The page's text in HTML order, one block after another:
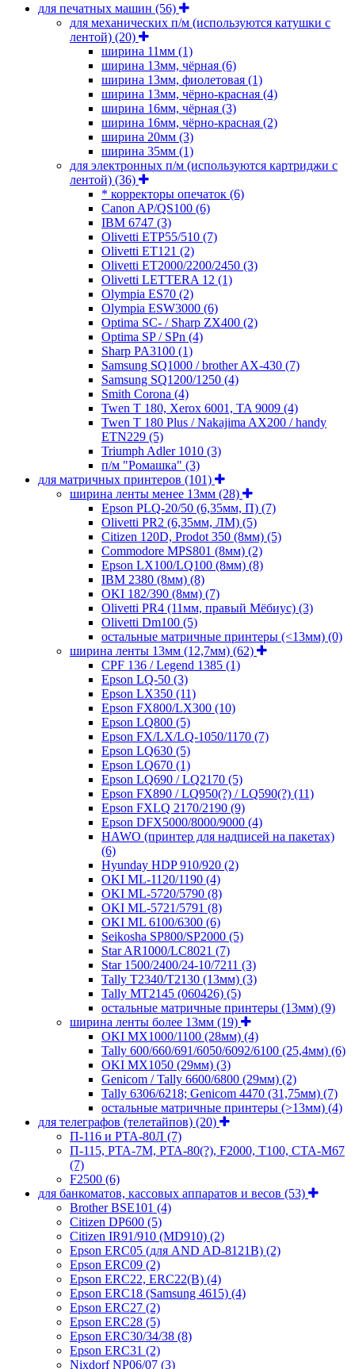
для печатных машин (56)
для механических п/м (используются катушки с
лентой) (20)
ширина 11мм (1)
ширина 13мм, чёрная (6)
ширина 13мм, фиолетовая (1)
ширина 13мм, чёрно-красная (4)
ширина 16мм, чёрная (3)
ширина 16мм, чёрно-красная (2)
ширина 20мм (3)
ширина 35мм (1)
для электронных п/м (используются картриджи с
лентой) (36)
* корректоры опечаток (6)
Canon AP/QS100 (6)
IBM 6747 (3)
Olivetti ETP55/510 (7)
Olivetti ET121 (2)
Olivetti ET2000/2200/2450 (3)
Olivetti LETTERA 12 (1)
Olympia ES70 (2)
Olympia ESW3000 (6)
Optima SC- / Sharp ZX400 (2)
Optima SP / SPn (4)
Sharp PA3100 (1)
Samsung SQ1000 / brother AX-430 (7)
Samsung SQ1200/1250 (4)
Smith Corona (4)
Twen T 180, Xerox 6001, TA 9009 (4)
Twen T 180 Plus / Nakajima AX200 / handy
ETN229 (5)
Triumph Adler 1010 (3)
п/м "Ромашка" (3)
для матричных принтеров (101)
ширина ленты менее 13мм (28)
Epson PLQ-20/50 (6,35мм, П) (7)
Olivetti PR2 (6,35мм, ЛМ) (5)
Citizen 120D, Prodot 350 (8мм) (5)
Commodore MPS801 (8мм) (2)
Epson LX100/LQ100 (8мм) (8)
IBM 2380 (8мм) (8)
OKI 182/390 (8мм) (7)
Olivetti PR4 (11мм, правый Мёбиус) (3)
Olivetti Dm100 (5)
остальные матричные принтеры (<13мм) (0)
ширина ленты 13мм (12,7мм) (62)
CPF 136 / Legend 1385 (1)
Epson LQ-50 (3)
Epson LX350 (11)
Epson FX800/LX300 (10)
Epson LQ800 (5)
Epson FX/LX/LQ-1050/1170 (7)
Epson LQ630 (5)
Epson LQ670 (1)
Epson LQ690 / LQ2170 (5)
Epson FX890 / LQ950(?) / LQ590(?) (11)
Epson FXLQ 2170/2190 (9)
Epson DFX5000/8000/9000 (4)
HAWO (принтер для надписей на пакетах)
(6)
Hyunday HDP 910/920 (2)
OKI ML-1120/1190 (4)
OKI ML-5720/5790 (8)
OKI ML-5721/5791 (8)
OKI ML 6100/6300 (6)
Seikosha SP800/SP2000 (5)
Star AR1000/LC8021 (7)
Star 1500/2400/24-10/7211 (3)
Tally T2340/T2130 (13мм) (3)
Tally MT2145 (060426) (5)
остальные матричные принтеры (13мм) (9)
ширина ленты более 13мм (19)
OKI MX1000/1100 (28мм) (4)
Tally 600/660/691/6050/6092/6100 (25,4мм) (6)
OKI MX1050 (29мм) (3)
Genicom / Tally 6600/6800 (29мм) (2)
Tally 6306/6218; Genicom 4470 (31,75мм) (7)
остальные матричные принтеры (>13мм) (4)
для телеграфов (телетайпов) (20)
П-116 и РТА-80Л (7)
П-115, РТА-7М, РТА-80(?), F2000, T100, СТА-М67
(7)
F2500 (6)
для банкоматов, кассовых аппаратов и весов (53)
Brother BSE101 (4)
Citizen DP600 (5)
Citizen IR91/910 (MD910) (2)
Epson ERC05 (для AND AD-8121B) (2)
Epson ERC09 (2)
Epson ERC22, ERC22(B) (4)
Epson ERC18 (Samsung 4615) (4)
Epson ERC27 (2)
Epson ERC28 (5)
Epson ERC30/34/38 (8)
Epson ERC31 (2)
Nixdorf NP06/07 (3)